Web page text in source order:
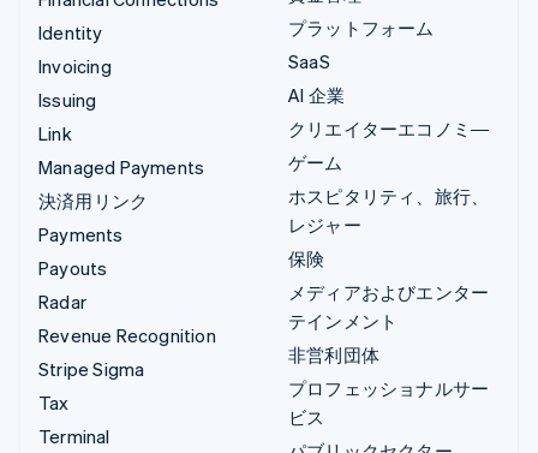
Identity
Invoicing
Issuing
Link
Managed Payments
決済用リンク
Payments
Payouts
Radar
Revenue Recognition
Stripe Sigma
Tax
Terminal
プラットフォーム
SaaS
AI 企業
クリエイターエコノミ―
ゲーム
ホスピタリティ、旅行、
レジャー
保険
メディアおよびエンター
テインメント
非営利団体
プロフェッショナルサー
ビス